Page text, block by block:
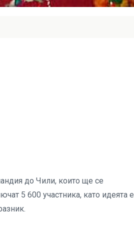
до Чили, които ще се
5 600 участника, като идеята е